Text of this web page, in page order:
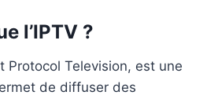
l’IPTV ?
Protocol Television, est une
de diffuser des